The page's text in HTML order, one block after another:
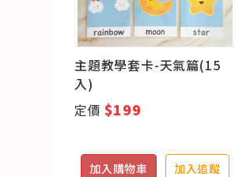
主題教學套卡-天氣篇(15
入)
定價$199
加入購物車 加入追蹤